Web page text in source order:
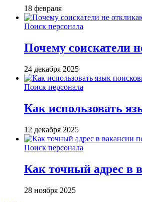
18 февраля
Поиск персонала
Почему соискатели
24 декабря 2025
Поиск персонала
Как использовать
12 декабря 2025
Поиск персонала
Как точный адрес в
28 ноября 2025